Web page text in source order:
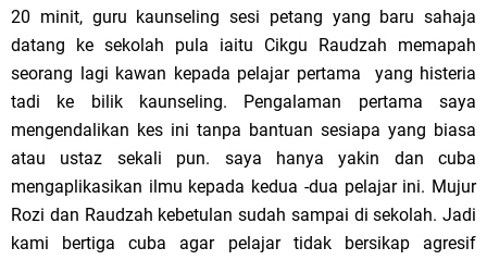
20 minit, guru kaunseling sesi petang yang baru sahaja
datang ke sekolah pula iaitu Cikgu Raudzah memapah
seorang lagi kawan kepada pelajar pertama yang histeria
tadi ke bilik kaunseling. Pengalaman pertama saya
mengendalikan kes ini tanpa bantuan sesiapa yang biasa
atau ustaz sekali pun. saya hanya yakin dan cuba
mengaplikasikan ilmu kepada kedua -dua pelajar ini. Mujur
Rozi dan Raudzah kebetulan sudah sampai di sekolah. Jadi
kami bertiga cuba agar pelajar tidak bersikap agresif